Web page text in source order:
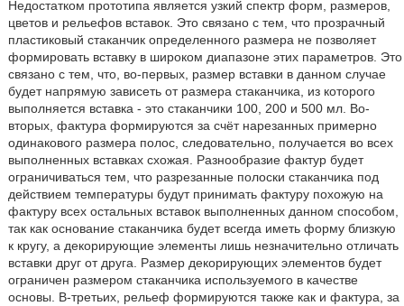
Недостатком прототипа является узкий спектр форм, размеров,
цветов и рельефов вставок. Это связано с тем, что прозрачный
пластиковый стаканчик определенного размера не позволяет
формировать вставку в широком диапазоне этих параметров. Это
связано с тем, что, во-первых, размер вставки в данном случае
будет напрямую зависеть от размера стаканчика, из которого
выполняется вставка - это стаканчики 100, 200 и 500 мл. Во-
вторых, фактура формируются за счёт нарезанных примерно
одинакового размера полос, следовательно, получается во всех
выполненных вставках схожая. Разнообразие фактур будет
ограничиваться тем, что разрезанные полоски стаканчика под
действием температуры будут принимать фактуру похожую на
фактуру всех остальных вставок выполненных данном способом,
так как основание стаканчика будет всегда иметь форму близкую
к кругу, а декорирующие элементы лишь незначительно отличать
вставки друг от друга. Размер декорирующих элементов будет
ограничен размером стаканчика используемого в качестве
основы. В-третьих, рельеф формируются также как и фактура, за